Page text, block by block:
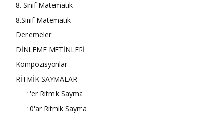
8. Sınıf Matematik
8.Sınıf Matematik
Denemeler
DİNLEME METİNLERİ
Kompozisyonlar
RİTMİK SAYMALAR
1'er Ritmik Sayma
10'ar Ritmik Sayma